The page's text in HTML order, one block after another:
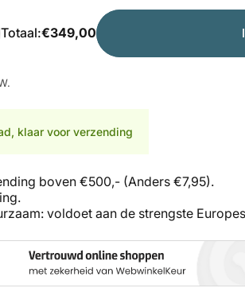
Totaal:€349,00
klaar voor verzending
boven €500,- (Anders €7,95).
voldoet aan de strengste